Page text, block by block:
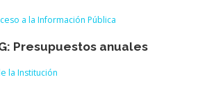
a la Información Pública
Presupuestos anuales
la Institución